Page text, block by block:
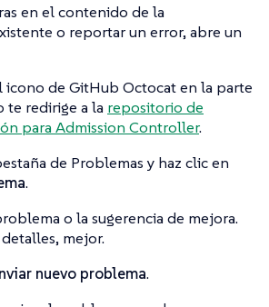
en el contenido de la
o reportar un error, abre un
icono de GitHub Octocat en la parte
te redirige a la repositorio de
para Admission Controller.
de Problemas y haz clic en
.
o la sugerencia de mejora.
mejor.
nuevo problema.